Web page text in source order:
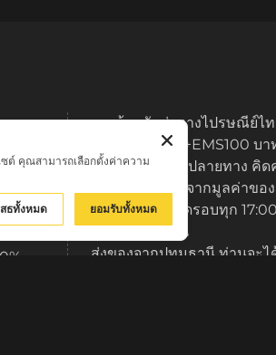
หม่
ทางร้านจัดส่งทางไปรษณีย์ไ
บาท (พระบูชา +EMS100 บา
มีบริการเก็บเงินปลายทาง คิด
ธรรมเนียม 3% จากมูลค่าขอ
ส่งของทุกวัน ตัดรอบทุก
ของมีมาตรฐาน
ส่งของจากปทุมธานี ท่านจะไ
ซต์ คุณสามารถเลือกตั้งค่าความ
ธทั้งหมด ยอมรับทั้งหมด